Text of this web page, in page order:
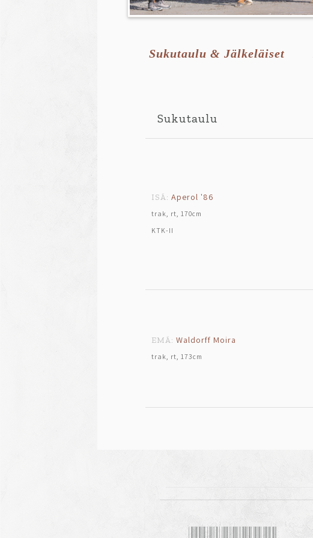
Sukutaulu & Jälkeläiset
Sukutaulu
ISÄ: Aperol '86
trak, rt, 170cm
KTK-II
EMÄ: Waldorff Moira
trak, rt, 173cm